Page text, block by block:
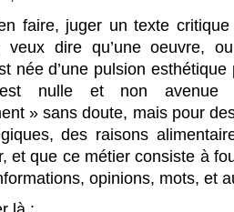
faire, juger un texte
dire qu’une oeuvre,
née d’une pulsion
nulle et non avenue
» sans doute, mais pour
des raisons
et que ce métier consiste à
opinions, mots, et